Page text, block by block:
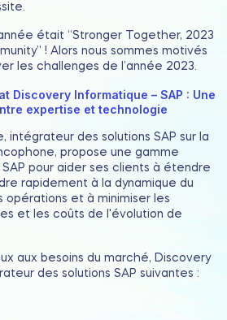
était “Stronger Together, 2023
! Alors nous sommes motivés
les challenges de l’année 2023.
Discovery Informatique – SAP : Une
expertise et technologie
intégrateur des solutions SAP sur la
propose une gamme
pour aider ses clients à étendre
rapidement à la dynamique du
opérations et à minimiser les
et les coûts de l'évolution de
aux besoins du marché, Discovery
des solutions SAP suivantes :